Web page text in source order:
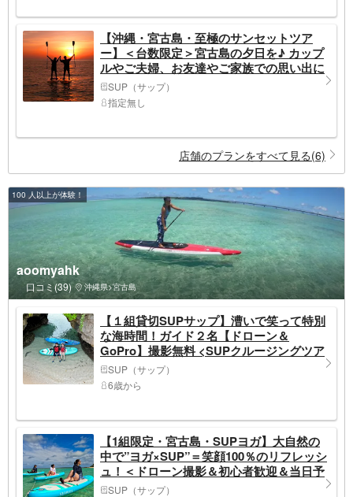
【沖縄・宮古島・至極のサンセットツア
ー】＜台数限定＞宮古島の夕日を♪ カップ
ルやご夫婦、お友達やご家族での思い出に
⭐︎SUP（サップ）
指定無し
店舗のプランをすべて見る(6)
100 人以上が体験！
aoomyahk
口コミ(39) 沖縄県>宮古島
【１組貸切SUPサップ】漕いで笑って特別
な海時間！ガイド２名【ドローン＆
GoPro】撮影無料 <SUPクルージングツア
ー>お子様連れ、女性や高齢者に人気
SUP（サップ）
6歳から
【1組限定・宮古島・SUPヨガ】大自然の
中で”ヨガ×SUP”＝笑顔100％のリフレッシ
ュ！＜ドローン撮影＆初心者歓迎＆当日予
約OK（朝5時まで）＞
SUP（サップ）